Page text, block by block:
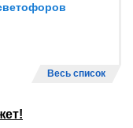
Весь список